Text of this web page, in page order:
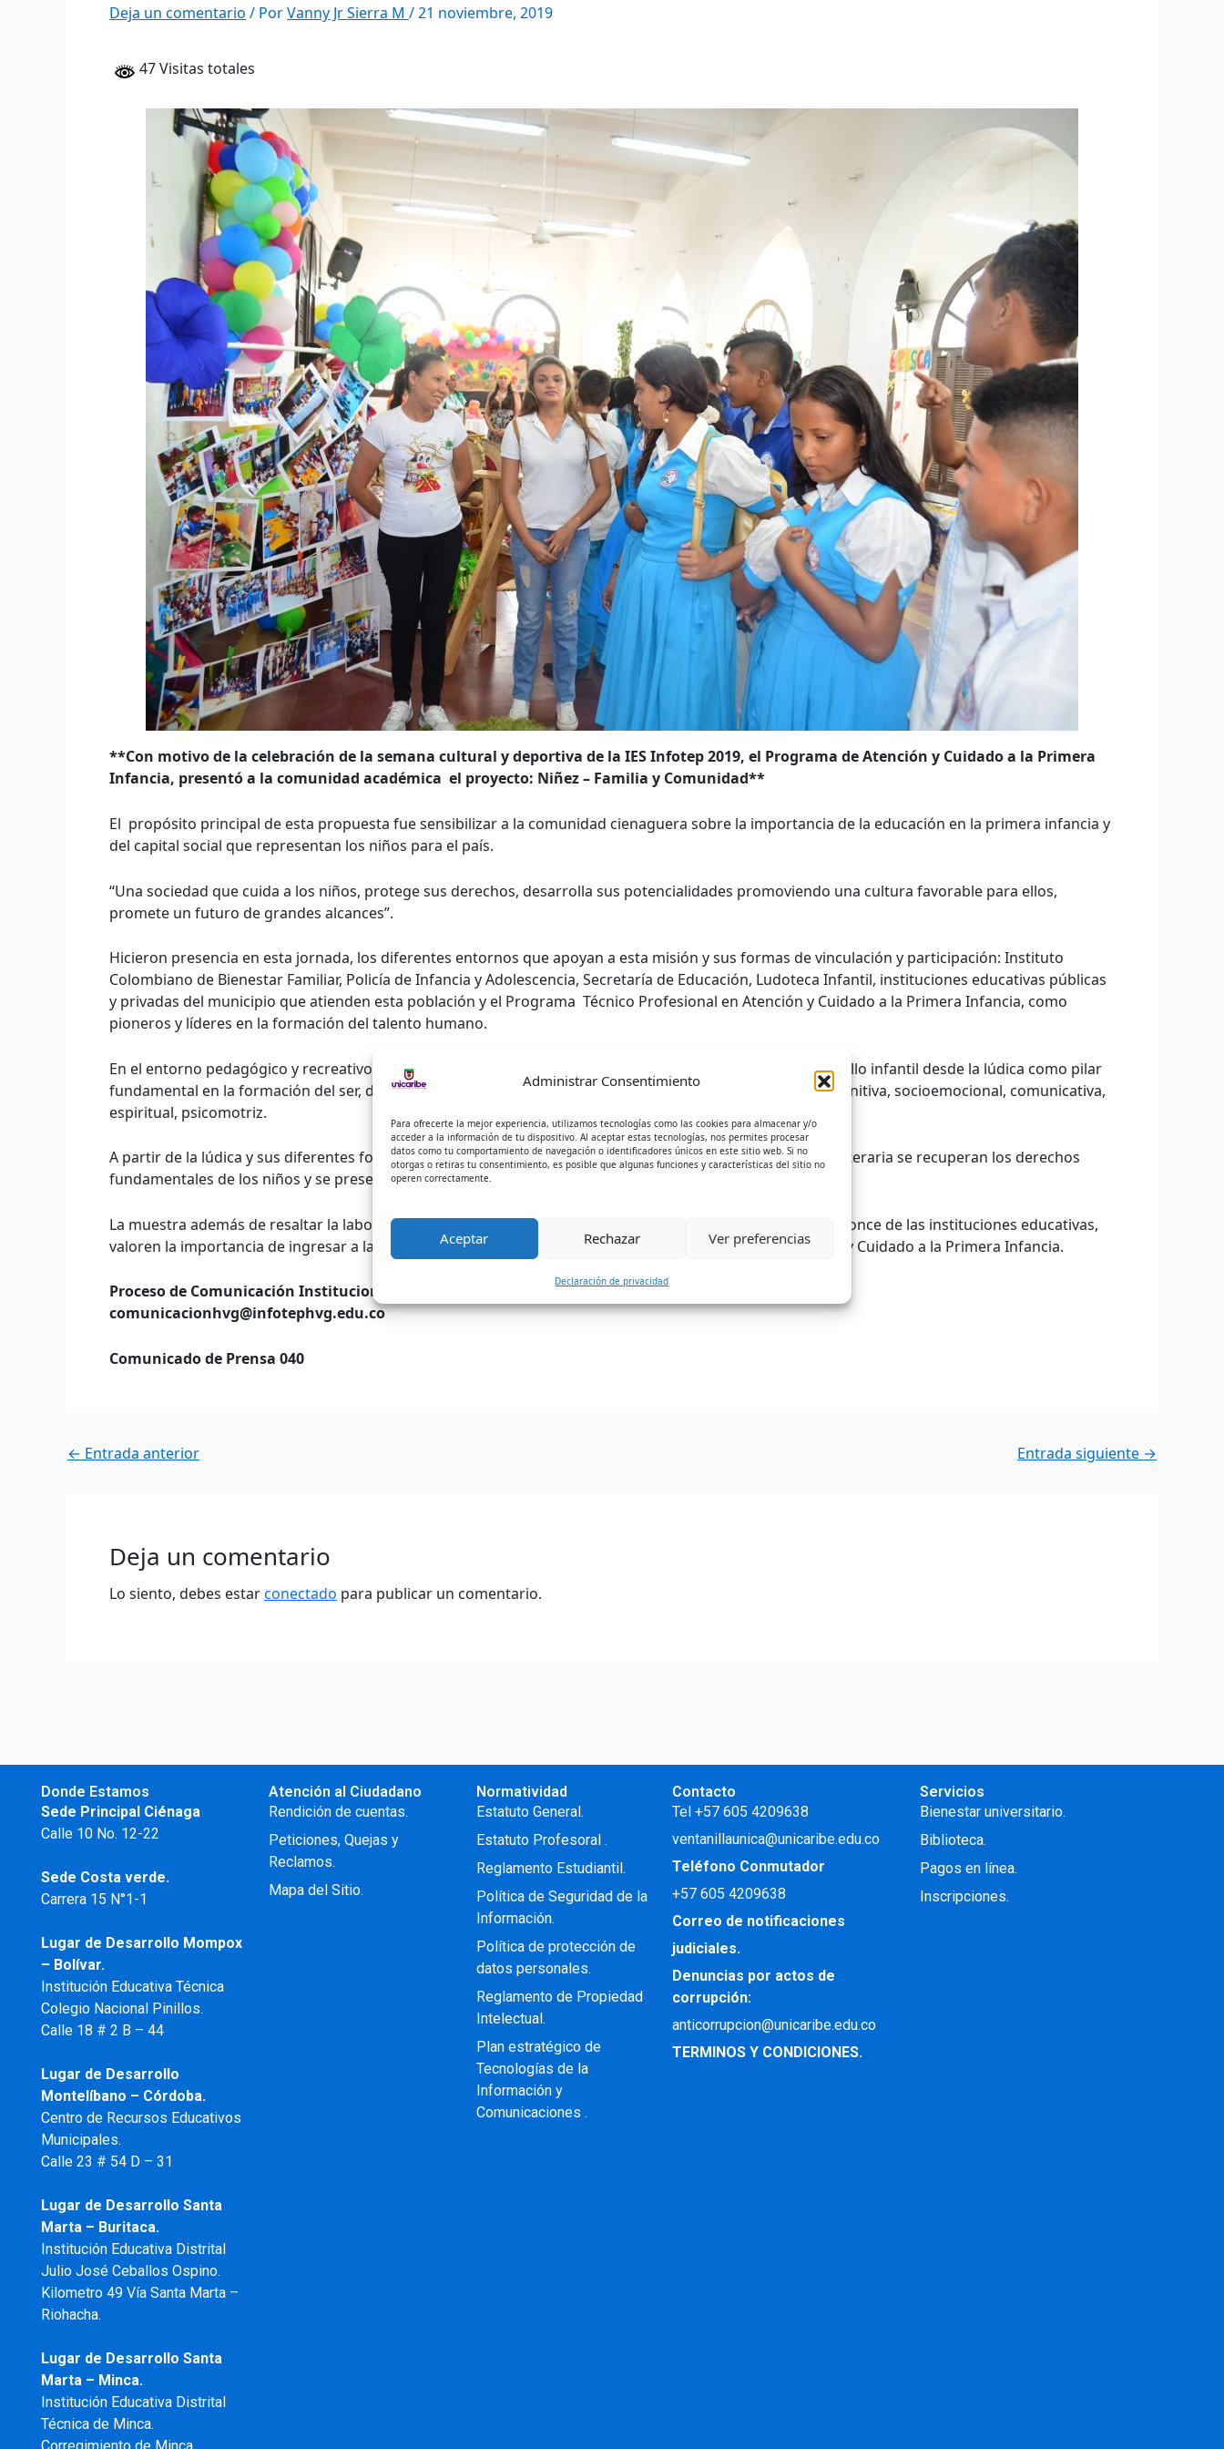
Administrar Consentimiento
Para ofrecerte la mejor experiencia, utilizamos tecnologías como las cookies para almacenar y/o
acceder a la información de tu dispositivo. Al aceptar estas tecnologías, nos permites procesar
datos como tu comportamiento de navegación o identificadores únicos en este sitio web. Si no
otorgas o retiras tu consentimiento, es posible que algunas funciones y características del sitio no
operen correctamente.
Aceptar Rechazar Ver preferencias
Declaración de privacidad
Deja un comentario / PorVanny Jr Sierra M /21 noviembre, 2019
47 Visitas totales
**Con motivo de la celebración de la semana cultural y deportiva de la IES Infotep 2019, el Programa de Atención y Cuidado a la Primera
Infancia, presentó a la comunidad académica el proyecto: Niñez – Familia y Comunidad**
El propósito principal de esta propuesta fue sensibilizar a la comunidad cienaguera sobre la importancia de la educación en la primera infancia y
del capital social que representan los niños para el país.
“Una sociedad que cuida a los niños, protege sus derechos, desarrolla sus potencialidades promoviendo una cultura favorable para ellos,
promete un futuro de grandes alcances”.
Hicieron presencia en esta jornada, los diferentes entornos que apoyan a esta misión y sus formas de vinculación y participación: Instituto
Colombiano de Bienestar Familiar, Policía de Infancia y Adolescencia, Secretaría de Educación, Ludoteca Infantil, instituciones educativas públicas
y privadas del municipio que atienden esta población y el Programa Técnico Profesional en Atención y Cuidado a la Primera Infancia, como
pioneros y líderes en la formación del talento humano.
En el entorno pedagógico y recreativo, el Infotep a través de este programa presenta su apuesta al desarrollo infantil desde la lúdica como pilar
fundamental en la formación del ser, desde la cual se desarrollan las diferentes dimensiones en el niño: cognitiva, socioemocional, comunicativa,
espiritual, psicomotriz.
A partir de la lúdica y sus diferentes formas de expresión: arte, literatura, el juego, la expresión corporal y literaria se recuperan los derechos
fundamentales de los niños y se presentan las alternativas para desarrollar sus competencias para la vida.
La muestra además de resaltar la labor de las entidades invitadas, busca que los estudiantes de los grados once de las instituciones educativas,
valoren la importancia de ingresar a la alma mater y estudiar el Programa Técnico Profesional en Atención y Cuidado a la Primera Infancia.
Proceso de Comunicación Institucional
comunicacionhvg@infotephvg.edu.co
Comunicado de Prensa 040
← Entrada anterior Entrada siguiente →
Deja un comentario
Lo siento, debes estarconectado para publicar un comentario.
Donde Estamos
Sede Principal Ciénaga
Calle 10 No. 12-22
Sede Costa verde.
Carrera 15 N°1-1
Lugar de Desarrollo Mompox
– Bolívar.
Institución Educativa Técnica
Colegio Nacional Pinillos.
Calle 18 # 2 B – 44
Lugar de Desarrollo
Montelíbano – Córdoba.
Centro de Recursos Educativos
Municipales.
Calle 23 # 54 D – 31
Lugar de Desarrollo Santa
Marta – Buritaca.
Institución Educativa Distrital
Julio José Ceballos Ospino.
Kilometro 49 Vía Santa Marta –
Riohacha.
Lugar de Desarrollo Santa
Marta – Minca.
Institución Educativa Distrital
Técnica de Minca.
Atención al Ciudadano
Rendición de cuentas.
Peticiones, Quejas y
Reclamos.
Mapa del Sitio.
Normatividad
Estatuto General.
Estatuto Profesoral .
Reglamento Estudiantil.
Política de Seguridad de la
Información.
Política de protección de
datos personales.
Reglamento de Propiedad
Intelectual.
Plan estratégico de
Tecnologías de la
Información y
Comunicaciones .
Contacto
Tel +57 605 4209638
ventanillaunica@unicaribe.edu.co
Teléfono Conmutador
+57605 4209638
Correo de notificaciones
judiciales.
Denuncias por actos de
corrupción:
anticorrupcion@unicaribe.edu.co
TERMINOS Y CONDICIONES.
Servicios
Bienestar universitario.
Biblioteca.
Pagos en línea.
Inscripciones.